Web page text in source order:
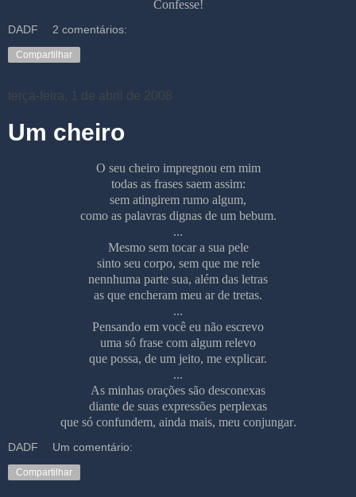
Confesse!
DADF 2 comentários:
Compartilhar
terça-feira, 1 de abril de 2008
Um cheiro
O seu cheiro impregnou em mim
todas as frases saem assim:
sem atingirem rumo algum,
como as palavras dignas de um bebum.
...
Mesmo sem tocar a sua pele
sinto seu corpo, sem que me rele
nennhuma parte sua, além das letras
as que encheram meu ar de tretas.
...
Pensando em você eu não escrevo
uma só frase com algum relevo
que possa, de um jeito, me explicar.
...
As minhas orações são desconexas
diante de suas expressões perplexas
que só confundem, ainda mais, meu conjungar.
DADF Um comentário:
Compartilhar